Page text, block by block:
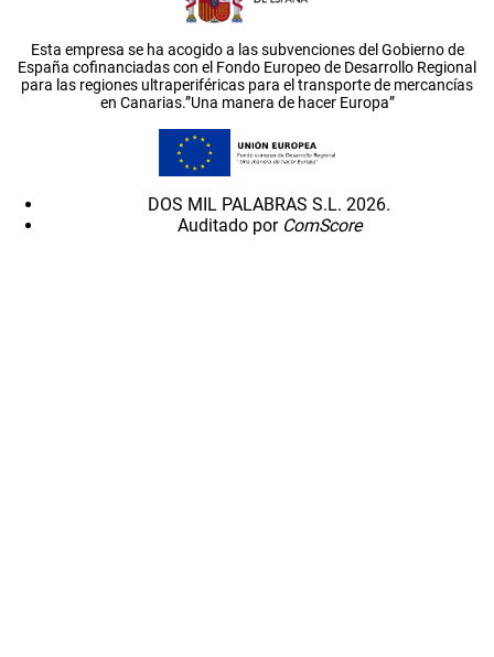
Esta empresa se ha acogido a las subvenciones del Gobierno de
España cofinanciadas con el Fondo Europeo de Desarrollo Regional
para las regiones ultraperiféricas para el transporte de mercancías
en Canarias.”Una manera de hacer Europa”
DOS MIL PALABRAS S.L. 2026.
Auditado por ComScore